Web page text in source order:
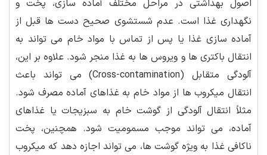
اصول بهداشتی در مراحل مختلف آماده سازی، پخت و
نگهداری غذا است. عدم شستشوی صحیح دست ها قبل از
آماده سازی غذا یا پس از تماس با مواد خام می تواند به
انتقال باکتری ها و ویروس ها به غذا منجر شود. علاوه بر این،
آلودگی متقابل (Cross-contamination) می تواند باعث
انتقال میکروب ها از مواد خام به غذاهای آماده مصرف شود.
مثلاً انتقال آلودگی از گوشت خام به سبزیجات یا غذاهای
آماده، می تواند موجب مسمومیت شود. همچنین، پخت
ناکافی غذا به ویژه گوشت ها، می تواند اجازه دهد که میکروب